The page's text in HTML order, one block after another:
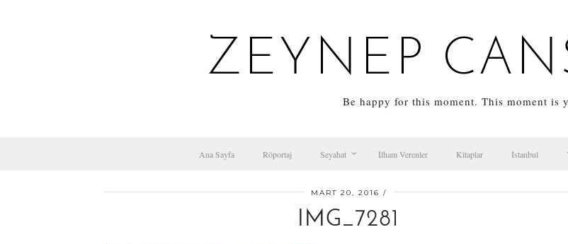
ZEYNEP
Be happy for this moment. This moment is
Ana Sayfa Röportaj Seyahat İlham Verenler Kitaplar İstanbul
MART 20, 2016
IMG_7281